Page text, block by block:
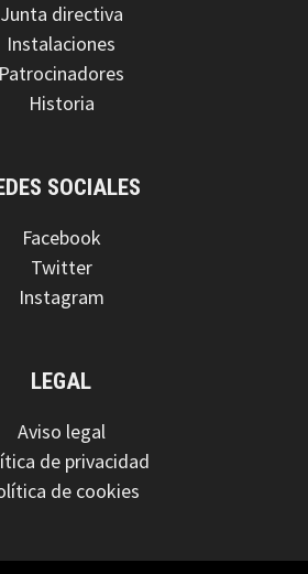
Junta directiva
Instalaciones
Patrocinadores
Historia
SOCIALES
Facebook
Twitter
Instagram
LEGAL
Aviso legal
de privacidad
de cookies